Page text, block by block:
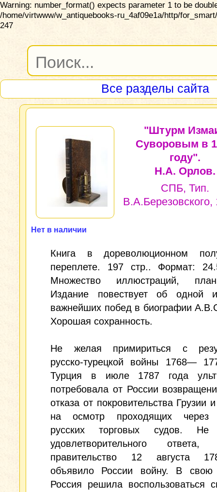
Warning: number_format() expects parameter 1 to be
/home/virtwww/w_antiquebooks-ru_4af09e1a/http/
247
Все разделы сайта
"Штурм
Суворовым в
году".
Н.А. Орлов.
СПБ, Тип.
В.А.Березовского,
Нет в наличии
Книга в дореволюционном
переплете. 197 стр.. Формат:
Множество иллюстраций,
Издание повествует об одной
важнейших побед в биографии
Хорошая сохранность.
Не желая примириться с
русско-турецкой войны 1768—
Турция в июле 1787 года
потребовала от России
отказа от покровительства Грузии
на осмотр проходящих через
русских торговых судов. Не
удовлетворительного ответа,
правительство 12 августа
объявило России войну. В свою
Россия решила воспользоваться